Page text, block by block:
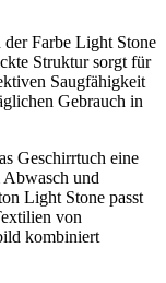
Farbe Light Stone
Struktur sorgt für
Saugfähigkeit
Gebrauch in
Geschirrtuch eine
Abwasch und
Light Stone passt
von
kombiniert